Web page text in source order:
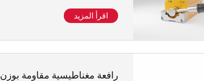
اقرأ المزيد
رافعة مغناطيسية مقاومة بوزن